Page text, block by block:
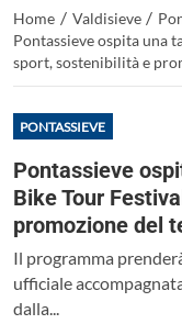
Home / Valdisieve /
Pontassieve ospita una
sport, sostenibilità e
PONTASSIEVE
Pontassieve
Bike Tour
promozione del
Il programma
ufficiale
dalla...